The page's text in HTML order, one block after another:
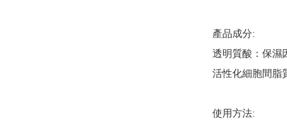
產品成分:
透明質酸：保濕
活性化細胞間脂
使用方法: